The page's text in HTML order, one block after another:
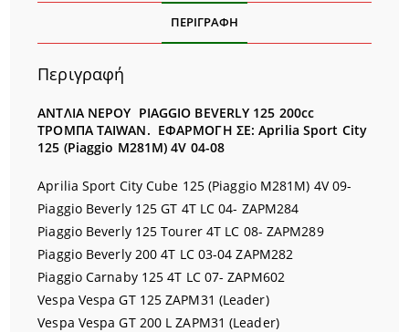
ΠΕΡΙΓΡΑΦΉ
Περιγραφή
ΑΝΤΛΙΑ ΝΕΡΟΥ PIAGGIO BEVERLY 125 200cc
ΤΡΟΜΠΑ TAIWAN. ΕΦΑΡΜΟΓΗ ΣΕ: Aprilia Sport City
125 (Piaggio M281M) 4V 04-08
Aprilia Sport City Cube 125 (Piaggio M281M) 4V 09-
Piaggio Beverly 125 GT 4T LC 04- ZAPM284
Piaggio Beverly 125 Tourer 4T LC 08- ZAPM289
Piaggio Beverly 200 4T LC 03-04 ZAPM282
Piaggio Carnaby 125 4T LC 07- ZAPM602
Vespa Vespa GT 125 ZAPM31 (Leader)
Vespa Vespa GT 200 L ZAPM31 (Leader)